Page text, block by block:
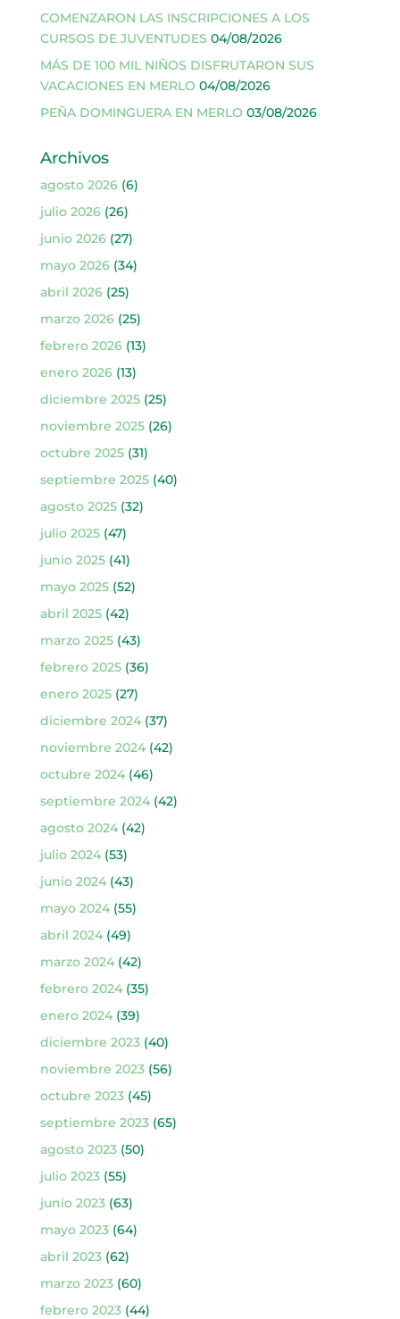
COMENZARON LAS INSCRIPCIONES A LOS
CURSOS DE JUVENTUDES 04/08/2026
MÁS DE 100 MIL NIÑOS DISFRUTARON SUS
VACACIONES EN MERLO 04/08/2026
PEÑA DOMINGUERA EN MERLO 03/08/2026
Archivos
agosto 2026(6)
julio 2026(26)
junio 2026(27)
mayo 2026(34)
abril 2026(25)
marzo 2026(25)
febrero 2026(13)
enero 2026(13)
diciembre 2025(25)
noviembre 2025(26)
octubre 2025(31)
septiembre 2025(40)
agosto 2025(32)
julio 2025(47)
junio 2025(41)
mayo 2025(52)
abril 2025(42)
marzo 2025(43)
febrero 2025(36)
enero 2025(27)
diciembre 2024(37)
noviembre 2024(42)
octubre 2024(46)
septiembre 2024(42)
agosto 2024(42)
julio 2024(53)
junio 2024(43)
mayo 2024(55)
abril 2024(49)
marzo 2024(42)
febrero 2024(35)
enero 2024(39)
diciembre 2023(40)
noviembre 2023(56)
octubre 2023(45)
septiembre 2023(65)
agosto 2023(50)
julio 2023(55)
junio 2023(63)
mayo 2023(64)
abril 2023(62)
marzo 2023(60)
febrero 2023(44)